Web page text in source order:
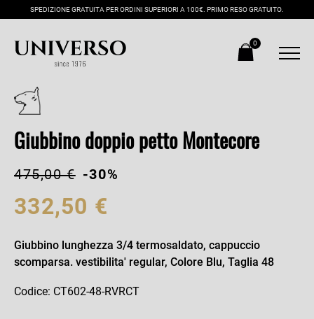
SPEDIZIONE GRATUITA PER ORDINI SUPERIORI A 100€. PRIMO RESO GRATUITO.
0
Giubbino doppio petto Montecore
475,00 € -30%
332,50 €
Giubbino lunghezza 3/4 termosaldato, cappuccio
scomparsa. vestibilita' regular, Colore Blu, Taglia 48
Codice: CT602-48-RVRCT